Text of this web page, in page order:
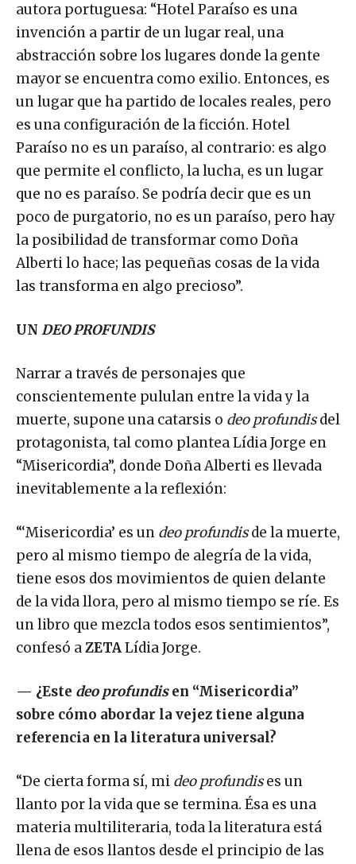
autora portuguesa: “Hotel Paraíso es una
invención a partir de un lugar real, una
abstracción sobre los lugares donde la gente
mayor se encuentra como exilio. Entonces, es
un lugar que ha partido de locales reales, pero
es una configuración de la ficción. Hotel
Paraíso no es un paraíso, al contrario: es algo
que permite el conflicto, la lucha, es un lugar
que no es paraíso. Se podría decir que es un
poco de purgatorio, no es un paraíso, pero hay
la posibilidad de transformar como Doña
Alberti lo hace; las pequeñas cosas de la vida
las transforma en algo precioso”.
UN DEO PROFUNDIS
Narrar a través de personajes que
conscientemente pululan entre la vida y la
muerte, supone una catarsis o deo profundisdel
protagonista, tal como plantea Lídia Jorge en
“Misericordia”, donde Doña Alberti es llevada
inevitablemente a la reflexión:
“‘Misericordia’ es un deo profundisde la muerte,
pero al mismo tiempo de alegría de la vida,
tiene esos dos movimientos de quien delante
de la vida llora, pero al mismo tiempo se ríe. Es
un libro que mezcla todos esos sentimientos”,
confesó aZETALídia Jorge.
— ¿Este deo profundisen “Misericordia”
sobre cómo abordar la vejez tiene alguna
referencia en la literatura universal?
“De cierta forma sí, mi deo profundises un
llanto por la vida que se termina. Ésa es una
materia multiliteraria, toda la literatura está
llena de esos llantos desde el principio de las